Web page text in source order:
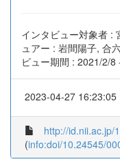
インタビュー対象者 :
ュアー : 岩間陽子, 合
ビュー期間 : 2021/2/8
2023-04-27 16:23:05
http://id.nii.ac.jp/
(info:doi/10.24545/